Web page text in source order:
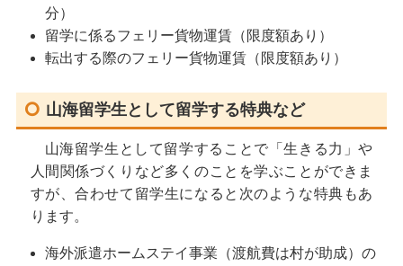
分）
留学に係るフェリー貨物運賃（限度額あり）
転出する際のフェリー貨物運賃（限度額あり）
山海留学生として留学する特典など
山海留学生として留学することで「生きる力」や
人間関係づくりなど多くのことを学ぶことができま
すが、合わせて留学生になると次のような特典もあ
ります。
海外派遣ホームステイ事業（渡航費は村が助成）の